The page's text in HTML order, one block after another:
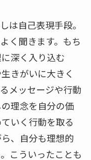
は自己表現手段。
く聞きます。もち
深く入り込む
きがいに大きく
メッセージや行動
理念を自分の価
いく行動を取る
、自分も理想的
こういったことも